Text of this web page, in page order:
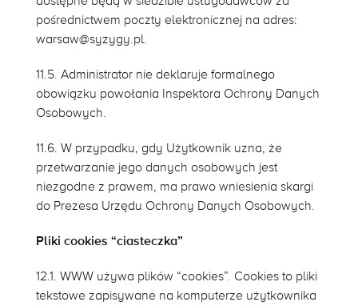
pośrednictwem poczty elektronicznej na adres:
warsaw@syzygy.pl.
11.5. Administrator nie deklaruje formalnego
obowiązku powołania Inspektora Ochrony Danych
Osobowych.
11.6. W przypadku, gdy Użytkownik uzna, że
przetwarzanie jego danych osobowych jest
niezgodne z prawem, ma prawo wniesienia skargi
do Prezesa Urzędu Ochrony Danych Osobowych.
Pliki cookies “ciasteczka”
12.1. WWW używa plików “cookies”. Cookies to pliki
tekstowe zapisywane na komputerze użytkownika